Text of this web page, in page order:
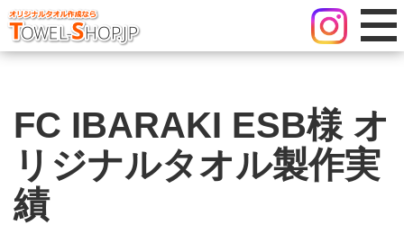
FC IBARAKI ESB様 オ
リジナルタオル製作実
績